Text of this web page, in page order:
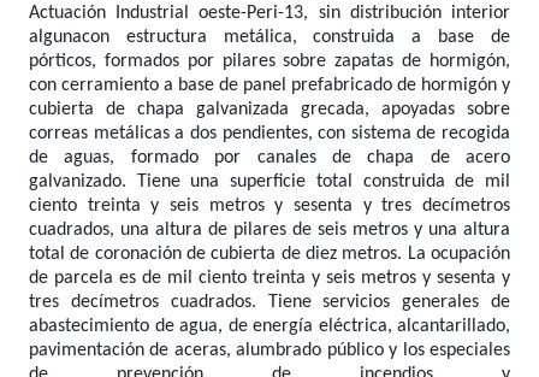
Actuación Industrial oeste-Peri-13, sin distribución interior
algunacon estructura metálica, construida a base de
pórticos, formados por pilares sobre zapatas de hormigón,
con cerramiento a base de panel prefabricado de hormigón y
cubierta de chapa galvanizada grecada, apoyadas sobre
correas metálicas a dos pendientes, con sistema de recogida
de aguas, formado por canales de chapa de acero
galvanizado. Tiene una superficie total construida de mil
ciento treinta y seis metros y sesenta y tres decímetros
cuadrados, una altura de pilares de seis metros y una altura
total de coronación de cubierta de diez metros. La ocupación
de parcela es de mil ciento treinta y seis metros y sesenta y
tres decímetros cuadrados. Tiene servicios generales de
abastecimiento de agua, de energía eléctrica, alcantarillado,
pavimentación de aceras, alumbrado público y los especiales